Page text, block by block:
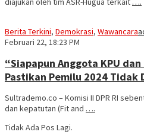
Berita Terkini, Demokrasi, Wawancara
Februari 22, 18:23 PM
“Siapapun Anggota KPU
Pastikan Pemilu 2024 Tidak
Sultrademo.co – Komisi II DPR RI
dan kepatutan (Fit and ….
Tidak Ada Pos Lagi.